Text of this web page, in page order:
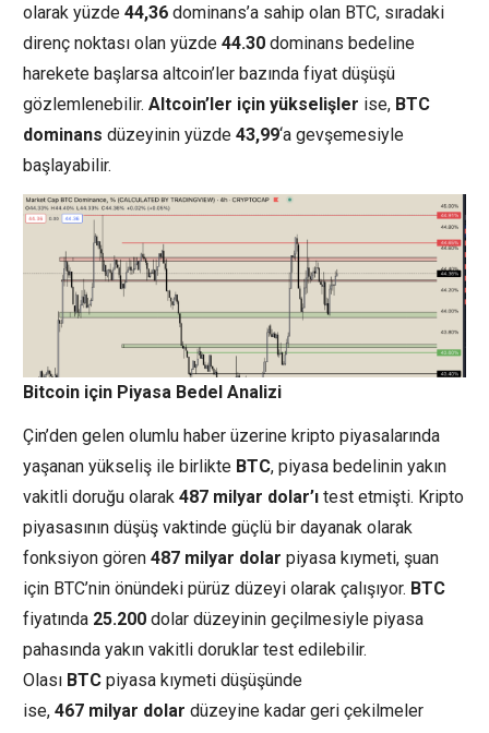
olarak yüzde 44,36 dominans’a sahip olan BTC, sıradaki
direnç noktası olan yüzde 44.30 dominans bedeline
harekete başlarsa altcoin’ler bazında fiyat düşüşü
gözlemlenebilir. Altcoin’ler için yükselişler ise, BTC
dominans düzeyinin yüzde 43,99‘a gevşemesiyle
başlayabilir.
Bitcoin için Piyasa Bedel Analizi
Çin’den gelen olumlu haber üzerine kripto piyasalarında
yaşanan yükseliş ile birlikte BTC, piyasa bedelinin yakın
vakitli doruğu olarak 487 milyar dolar’ı test etmişti. Kripto
piyasasının düşüş vaktinde güçlü bir dayanak olarak
fonksiyon gören 487 milyar dolar piyasa kıymeti, şuan
için BTC’nin önündeki pürüz düzeyi olarak çalışıyor. BTC
fiyatında 25.200 dolar düzeyinin geçilmesiyle piyasa
pahasında yakın vakitli doruklar test edilebilir.
Olası BTC piyasa kıymeti düşüşünde
ise, 467 milyar dolar düzeyine kadar geri çekilmeler